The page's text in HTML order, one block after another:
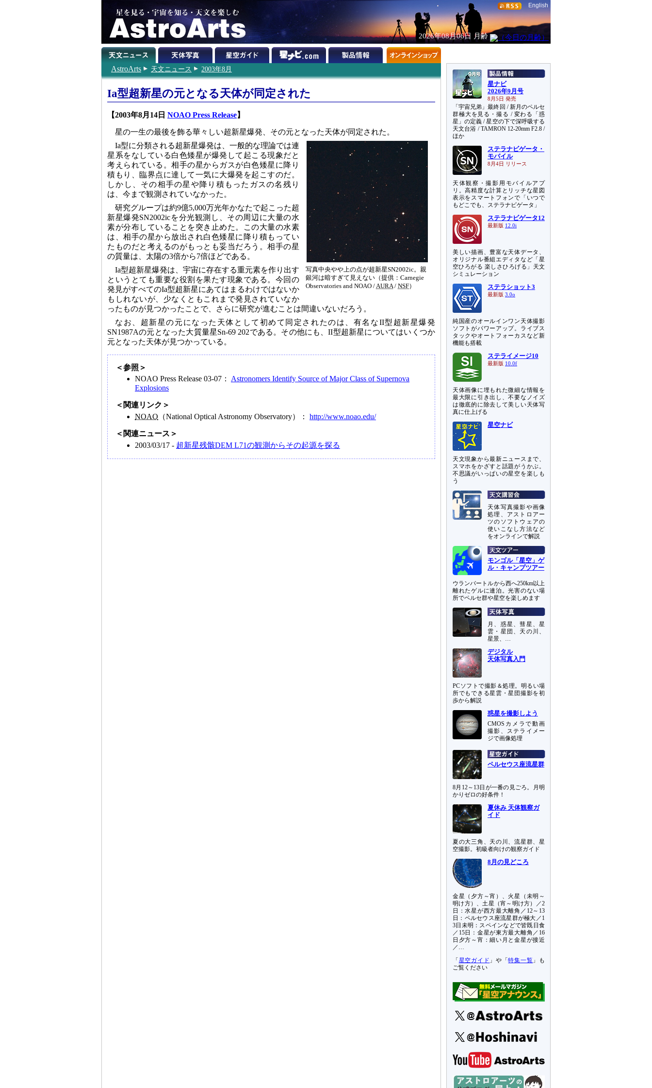
English
2026年08月06日 月齢
AstroArts 天文ニュース 2003年8月
Ia型超新星の元となる天体が同定された
【2003年8月14日 NOAO Press Release】
星の一生の最後を飾る華々しい超新星爆発、その元となった天体が同定された。
写真中央やや上の点が超新星SN2002ic。親
銀河は暗すぎて見えない（提供：Carnegie
Observatories andNOAO / AURA /NSF）
Ia型に分類される超新星爆発は、一般的な理論では連
星系をなしている白色矮星が爆発して起こる現象だと
考えられている。相手の星からガスが白色矮星に降り
積もり、臨界点に達して一気に大爆発を起こすのだ。
しかし、その相手の星や降り積もったガスの名残り
は、今まで観測されていなかった。
研究グループは約9億5,000万光年かなたで起こった超
新星爆発SN2002icを分光観測し、その周辺に大量の水
素が分布していることを突き止めた。この大量の水素
は、相手の星から放出され白色矮星に降り積もってい
たものだと考えるのがもっとも妥当だろう。相手の星
の質量は、太陽の3倍から7倍ほどである。
Ia型超新星爆発は、宇宙に存在する重元素を作り出す
というとても重要な役割を果たす現象である。今回の
発見がすべてのIa型超新星にあてはまるわけではないか
もしれないが、少なくともこれまで発見されていなか
ったものが見つかったことで、さらに研究が進むことは間違いないだろう。
なお、超新星の元になった天体として初めて同定されたのは、有名なII型超新星爆発
SN1987Aの元となった大質量星Sn-69 202である。その他にも、II型超新星についてはいくつか
元となった天体が見つかっている。
＜参照＞
NOAO Press Release 03-07： Astronomers Identify Source of Major Class of Supernova
Explosions
＜関連リンク＞
NOAO （National Optical Astronomy Observatory）： http://www.noao.edu/
＜関連ニュース＞
2003/03/17 - 超新星残骸DEM L71の観測からその起源を探る
星ナビ
2026年9月号
8月5日 発売
「宇宙兄弟」最終回 / 新月のペルセ
群極大を見る・撮る / 変わる「惑
星」の定義 / 星空の下で深呼吸する
天文台浴 / TAMRON 12-20mm F2.8 /
ほか
ステラナビゲータ・
モバイル
8月4日 リリース
天体観察・撮影用モバイルアプ
リ。高精度な計算とリッチな星図
表示をスマートフォンで「いつで
もどこでも、ステラナビゲータ」
ステラナビゲータ12
最新版 12.0i
美しい描画、豊富な天体データ、
オリジナル番組エディタなど「星
空ひろがる 楽しさひろげる」天文
シミュレーション
ステラショット3
最新版 3.0o
純国産のオールインワン天体撮影
ソフトがパワーアップ。ライブス
タックやオートフォーカスなど新
機能も搭載
ステライメージ10
最新版 10.0f
天体画像に埋もれた微細な情報を
最大限に引き出し、不要なノイズ
は徹底的に除去して美しい天体写
真に仕上げる
星空ナビ
天文現象から最新ニュースまで、
スマホをかざすと話題がうかぶ。
不思議がいっぱいの星空を楽しも
う
天体写真撮影や画像
処理、アストロアー
ツのソフトウェアの
使いこなし方法など
をオンラインで解説
モンゴル「星空」ゲ
ル・キャンプツアー
ウランバートルから西へ250km以上
離れたゲルに連泊。光害のない場
所でペルセ群や星空を楽しめます
月、惑星、彗星、星
雲・星団、天の川、
星景、…
デジタル
天体写真入門
PCソフトで撮影＆処理。明るい場
所でもできる星雲・星団撮影を初
歩から解説
惑星を撮影しよう
CMOSカメラで動画
撮影、ステライメー
ジで画像処理
ペルセウス座流星群
8月12～13日が一番の見ごろ。月明
かりゼロの好条件！
夏休み 天体観察ガ
イド
夏の大三角、天の川、流星群、星
空撮影。初級者向けの観察ガイド
8月の見どころ
金星（夕方～宵）、火星（未明～
明け方）、土星（宵～明け方）／2
日：水星が西方最大離角／12～13
日：ペルセウス座流星群が極大／1
3日未明：スペインなどで皆既日食
／15日：金星が東方最大離角／16
日夕方～宵：細い月と金星が接近
／…
「 星空ガイド 」や「特集一覧 」も
ご覧ください